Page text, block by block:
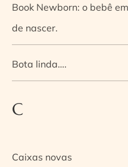
Book Newborn: o bebê
de nascer.
Bota linda….
C
Caixas novas